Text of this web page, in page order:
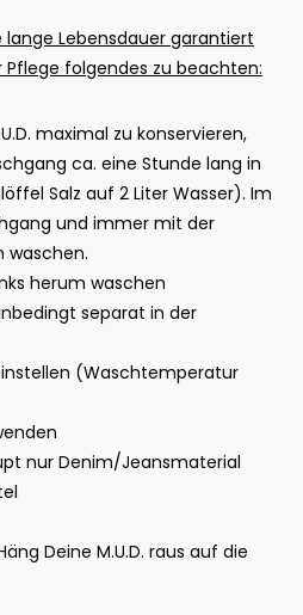
Lebensdauer garantiert
folgendes zu beachten:
maximal zu konservieren,
ca. eine Stunde lang in
Salz auf 2 Liter Wasser). Im
und immer mit der
waschen.
herum waschen
separat in der
(Waschtemperatur
nur Denim/Jeansmaterial
Deine M.U.D. raus auf die